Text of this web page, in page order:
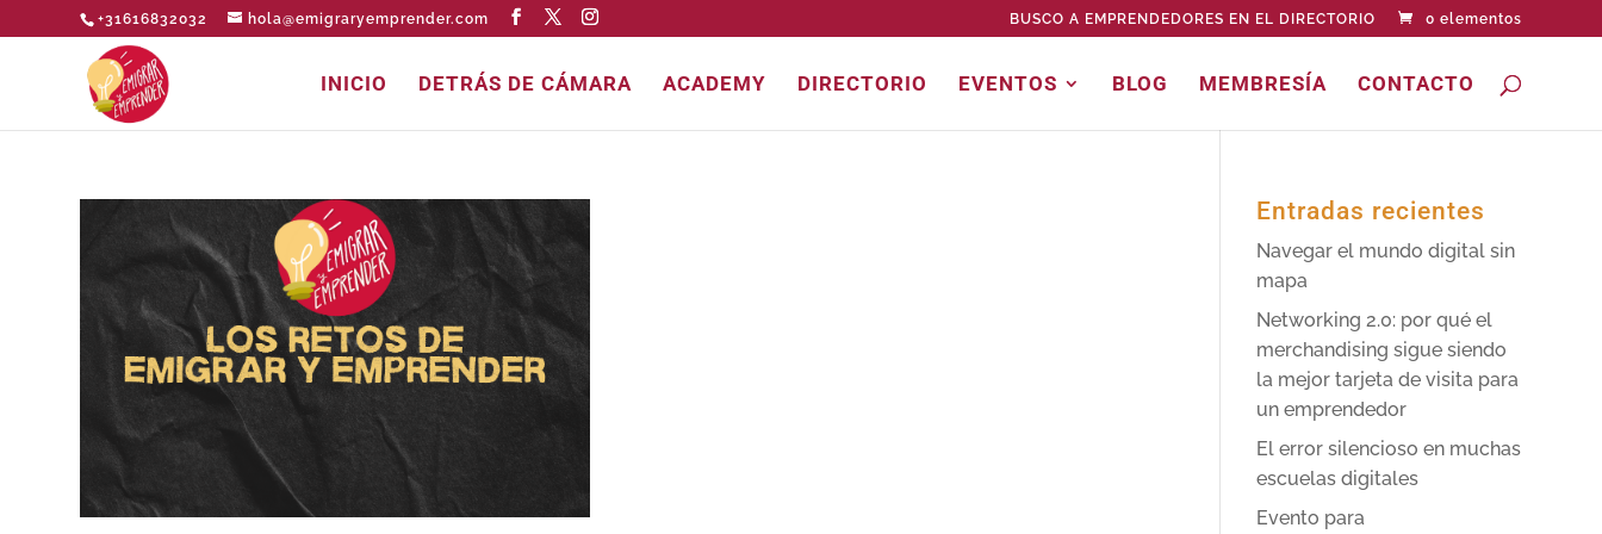
+31616832032 hola@emigraryemprender.com BUSCO A EMPRENDEDORES EN EL DIRECTORIO 0 elementos
INICIO DETRÁS DE CÁMARA ACADEMY DIRECTORIO EVENTOS BLOG MEMBRESÍA CONTACTO
Entradas recientes
Navegar el mundo digital sin
mapa
Networking 2.0: por qué el
merchandising sigue siendo
la mejor tarjeta de visita para
un emprendedor
El error silencioso en muchas
escuelas digitales
Evento para